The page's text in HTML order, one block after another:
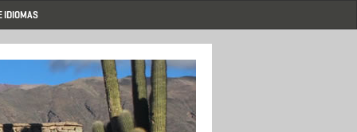
IDIOMAS